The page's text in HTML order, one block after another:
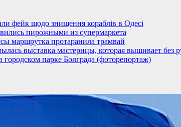
фейк щодо знищення кораблів в Одесі
пирожными из супермаркета
маршрутка протаранила трамвай
выставка мастерицы, которая вышивает без
городском парке Болграда (фоторепортаж)